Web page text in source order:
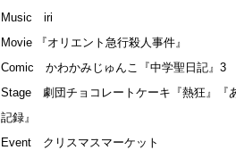
Music iri
Movie 『オリエント急行殺人事件』
Comic かわかみじゅんこ『中学聖日記』3
Stage 劇団チョコレートケーキ『熱狂』『
記録』
Event クリスマスマーケット